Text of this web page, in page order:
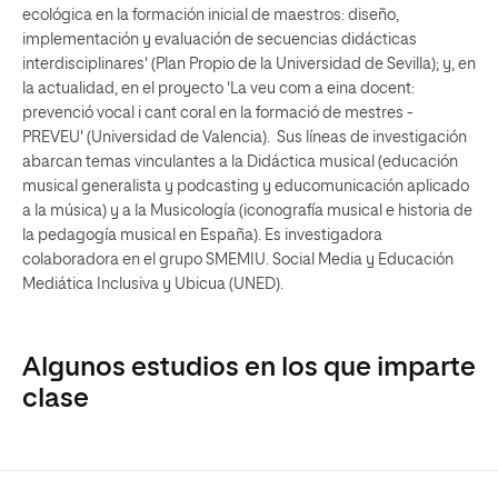
ecológica en la formación inicial de maestros: diseño,
implementación y evaluación de secuencias didácticas
interdisciplinares' (Plan Propio de la Universidad de Sevilla); y, en
la actualidad, en el proyecto 'La veu com a eina docent:
prevenció vocal i cant coral en la formació de mestres -
PREVEU' (Universidad de Valencia). Sus líneas de investigación
abarcan temas vinculantes a la Didáctica musical (educación
musical generalista y podcasting y educomunicación aplicado
a la música) y a la Musicología (iconografía musical e historia de
la pedagogía musical en España). Es investigadora
colaboradora en el grupo SMEMIU. Social Media y Educación
Mediática Inclusiva y Ubicua (UNED).
Algunos estudios en los que imparte
clase